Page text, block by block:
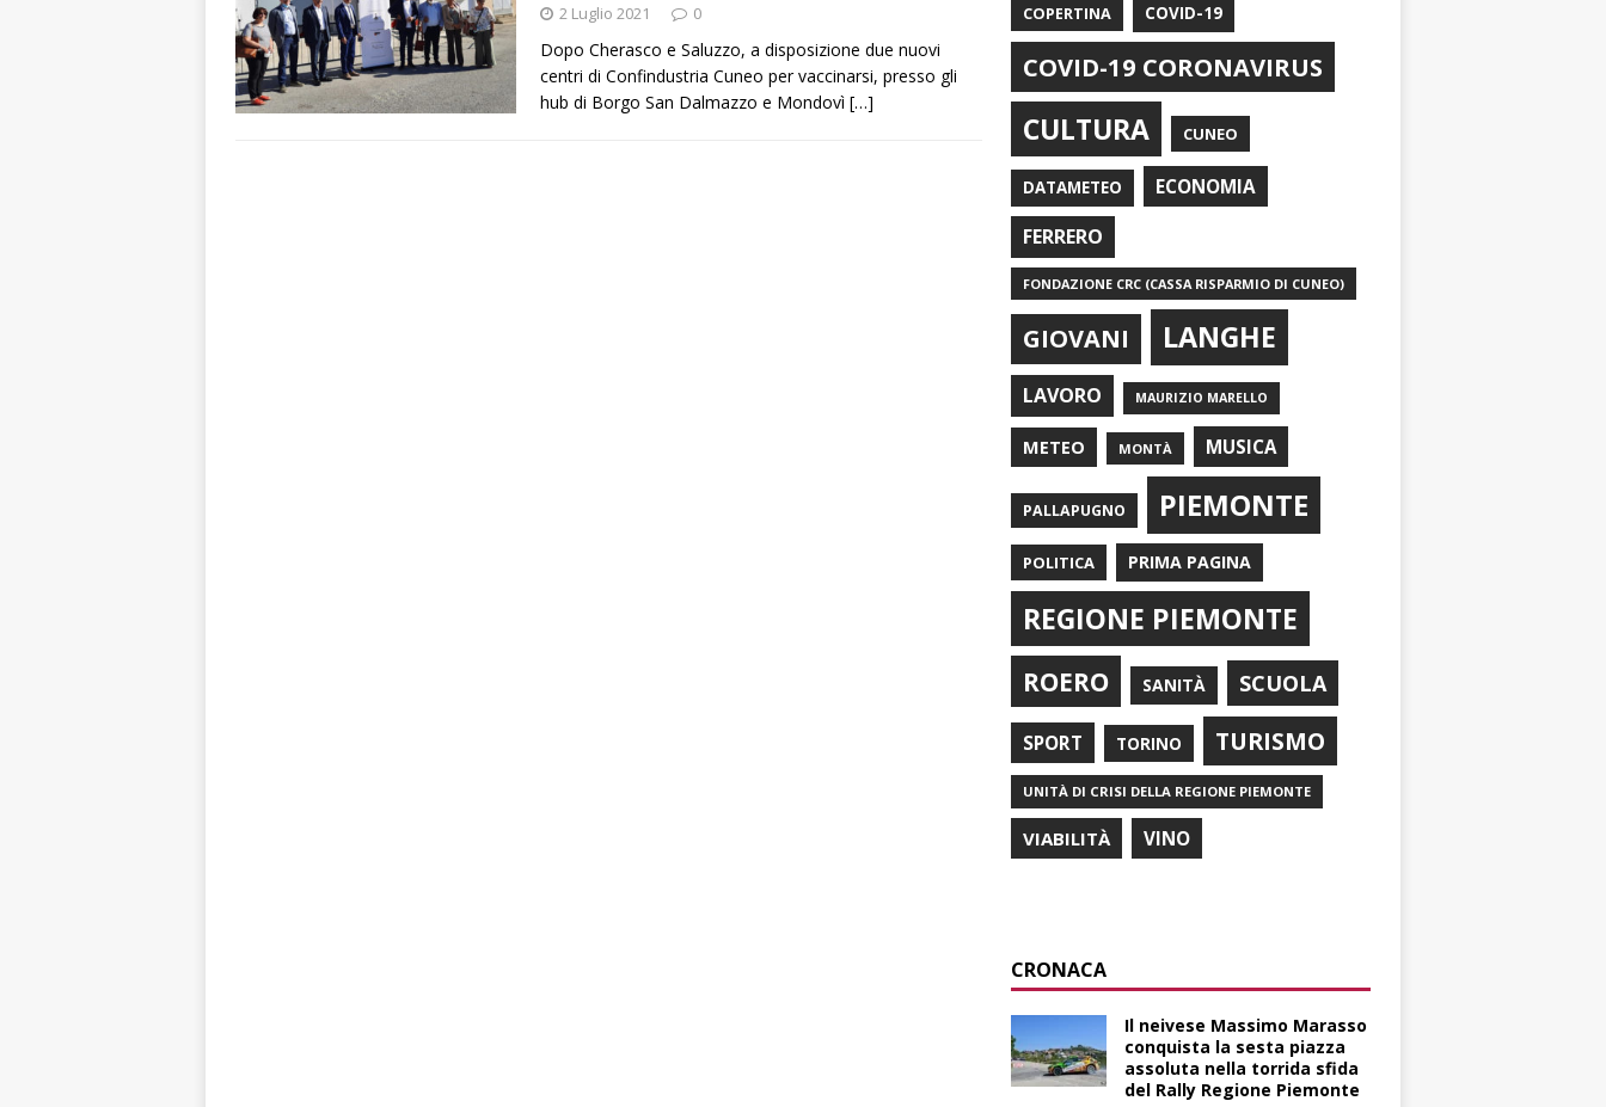
2 Luglio 2021 0
Dopo Cherasco e Saluzzo, a disposizione due nuovi
centri di Confindustria Cuneo per vaccinarsi, presso gli
hub di Borgo San Dalmazzo e Mondovì […]
COPERTINA COVID-19
COVID-19 CORONAVIRUS
CULTURA CUNEO
DATAMETEO ECONOMIA
FERRERO
FONDAZIONE CRC (CASSA RISPARMIO DI CUNEO)
GIOVANI LANGHE
LAVORO MAURIZIO MARELLO
METEO MONTÀ MUSICA
PALLAPUGNO PIEMONTE
POLITICA PRIMA PAGINA
REGIONE PIEMONTE
ROERO SANITÀ SCUOLA
SPORT TORINO TURISMO
UNITÀ DI CRISI DELLA REGIONE PIEMONTE
VIABILITÀ VINO
CRONACA
Il neivese Massimo Marasso
conquista la sesta piazza
assoluta nella torrida sfida
del Rally Regione Piemonte